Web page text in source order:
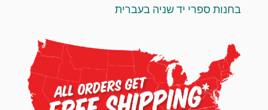
בחנות ספרי יד שניה בעברית